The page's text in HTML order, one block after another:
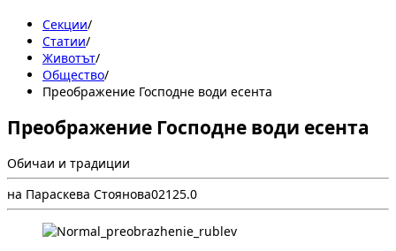
Секции/
Статии/
Животът/
Общество/
Преображение Господне води есента
Преображение Господне води есента
Обичаи и традиции
на Параскева Стоянова02125.0